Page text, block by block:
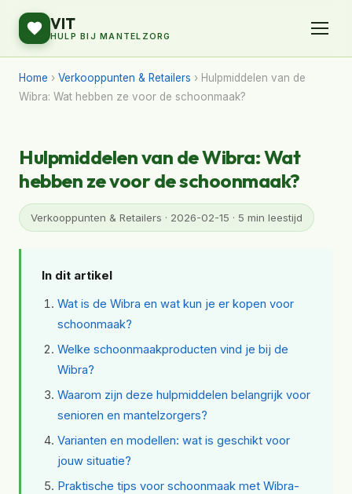
VIT
HULP BIJ MANTELZORG
Home › Verkooppunten & Retailers › Hulpmiddelen van de
Wibra: Wat hebben ze voor de schoonmaak?
Hulpmiddelen van de Wibra: Wat
hebben ze voor de schoonmaak?
Verkooppunten & Retailers · 2026-02-15 · 5 min leestijd
In dit artikel
Wat is de Wibra en wat kun je er kopen voor
schoonmaak?
Welke schoonmaakproducten vind je bij de
Wibra?
Waarom zijn deze hulpmiddelen belangrijk voor
senioren en mantelzorgers?
Varianten en modellen: wat is geschikt voor
jouw situatie?
Praktische tips voor schoonmaak met Wibra-